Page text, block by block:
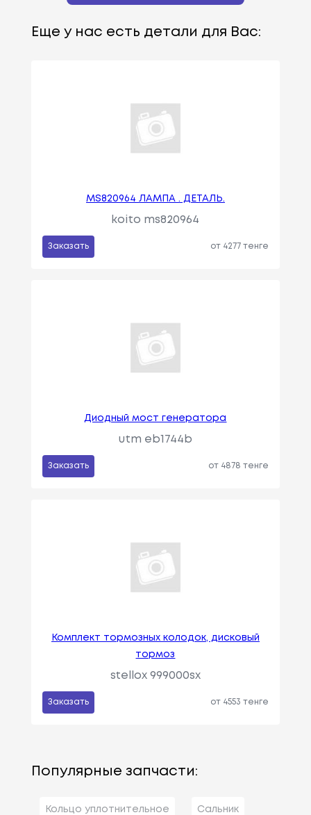
Еще у нас есть детали для Вас:
MS820964 ЛАМПА . ДЕТАЛЬ.
koito ms820964
Заказать от 4277 тенге
Диодный мост генератора
utm eb1744b
Заказать от 4878 тенге
Комплект тормозных колодок, дисковый
тормоз
stellox 999000sx
Заказать от 4553 тенге
Популярные запчасти:
Кольцо уплотнительное Сальник